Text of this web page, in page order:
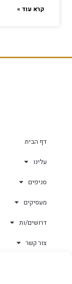
קרא עוד »
דף הבית
עלינו
סניפים
מעסיקים
דרושים/ות
צור קשר